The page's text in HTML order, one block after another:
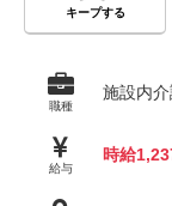
キープする
職種
施設内
給与
時給